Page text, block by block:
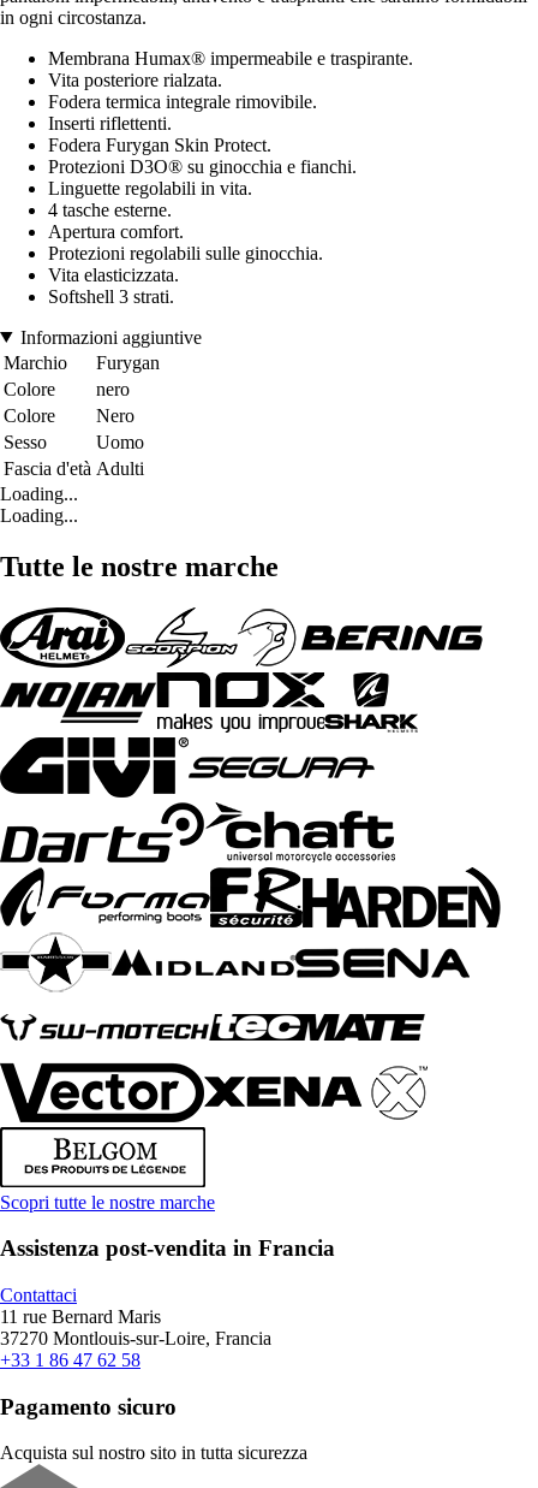
in ogni circostanza.
Membrana Humax® impermeabile e traspirante.
Vita posteriore rialzata.
Fodera termica integrale rimovibile.
Inserti riflettenti.
Fodera Furygan Skin Protect.
Protezioni D3O® su ginocchia e fianchi.
Linguette regolabili in vita.
4 tasche esterne.
Apertura comfort.
Protezioni regolabili sulle ginocchia.
Vita elasticizzata.
Softshell 3 strati.
Informazioni aggiuntive
Marchio
Furygan
Colore
nero
Colore
Nero
Sesso
Uomo
Fascia d'età Adulti
Loading...
Loading...
Tutte le nostre marche
Scopri tutte le nostre marche
Assistenza post-vendita in Francia
Contattaci
11 rue Bernard Maris
37270 Montlouis-sur-Loire, Francia
+33 1 86 47 62 58
Pagamento sicuro
Acquista sul nostro sito in tutta sicurezza